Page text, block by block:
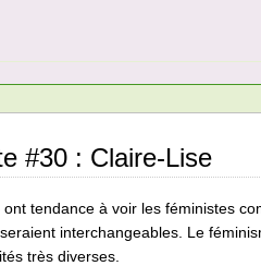
#30 : Claire-Lise
ont tendance à voir les féministes
interchangeables. Le
très diverses.